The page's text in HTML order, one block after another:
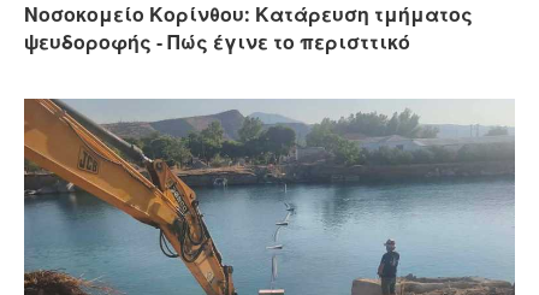
Νοσοκομείο Κορίνθου: Κατάρευση τμήματος
ψευδοροφής - Πώς έγινε το περισττικό